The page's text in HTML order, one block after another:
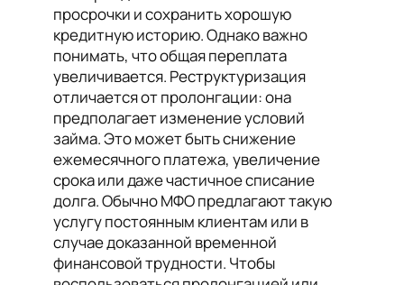
просрочки и сохранить хорошую
кредитную историю. Однако важно
понимать, что общая переплата
увеличивается. Реструктуризация
отличается от пролонгации: она
предполагает изменение условий
займа. Это может быть снижение
ежемесячного платежа, увеличение
срока или даже частичное списание
долга. Обычно МФО предлагают такую
услугу постоянным клиентам или в
случае доказанной временной
финансовой трудности. Чтобы